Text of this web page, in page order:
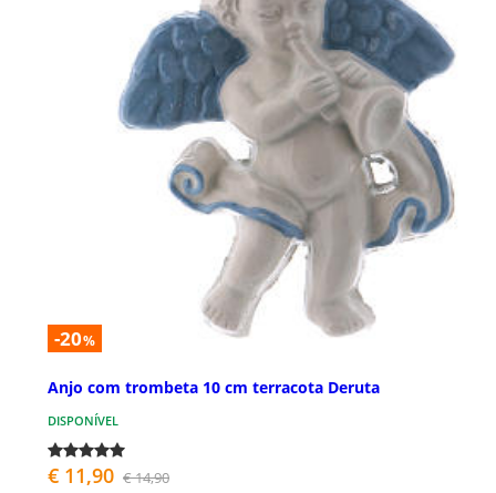
-20%
Anjo com trombeta 10 cm terracota Deruta
DISPONÍVEL
€ 11,90 € 14,90